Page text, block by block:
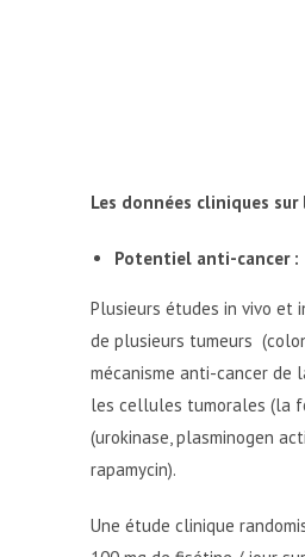
Les données cliniques
Potentiel anti-cancer :
Plusieurs études in vivo
de plusieurs tumeurs
mécanisme anti-cancer de
les cellules tumorales (la
(urokinase, plasminogen
rapamycin).
Une étude clinique